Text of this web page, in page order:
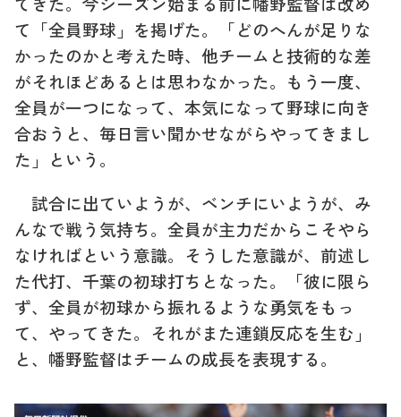
て「全員野球」を掲げた。「どのへんが足りな
かったのかと考えた時、他チームと技術的な差
がそれほどあるとは思わなかった。もう一度、
全員が一つになって、本気になって野球に向き
合おうと、毎日言い聞かせながらやってきまし
た」という。
試合に出ていようが、ベンチにいようが、み
んなで戦う気持ち。全員が主力だからこそやら
なければという意識。そうした意識が、前述し
た代打、千葉の初球打ちとなった。「彼に限ら
ず、全員が初球から振れるような勇気をもっ
て、やってきた。それがまた連鎖反応を生む」
と、幡野監督はチームの成長を表現する。